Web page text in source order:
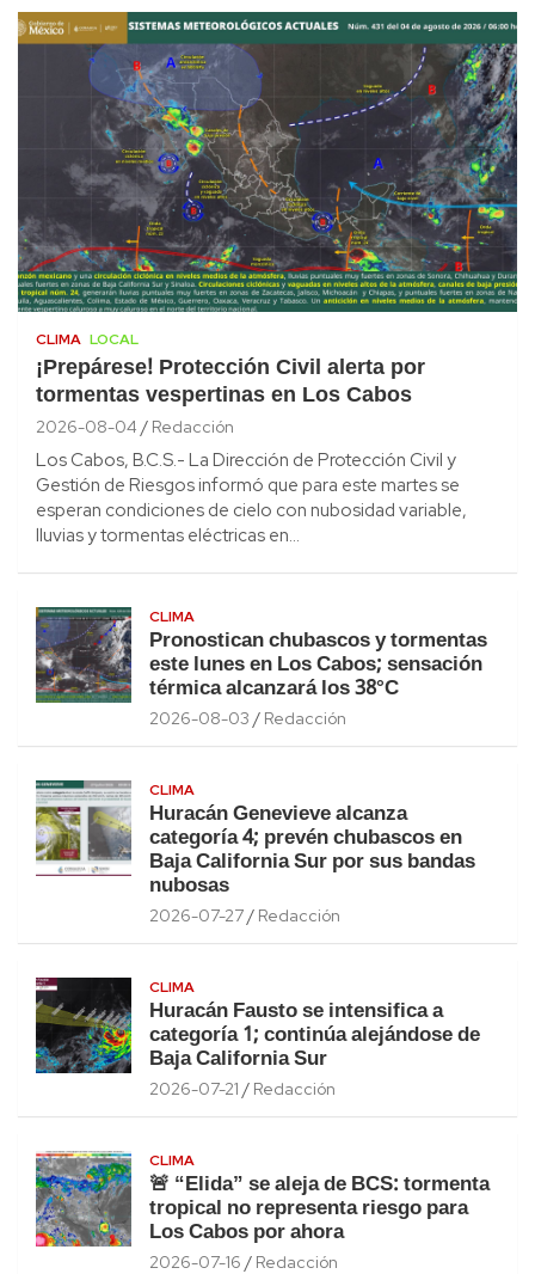
CLIMA LOCAL
¡Prepárese! Protección Civil alerta por
tormentas vespertinas en Los Cabos
2026-08-04 Redacción
Los Cabos, B.C.S.- La Dirección de Protección Civil y
Gestión de Riesgos informó que para este martes se
esperan condiciones de cielo con nubosidad variable,
lluvias y tormentas eléctricas en…
CLIMA
Pronostican chubascos y tormentas
este lunes en Los Cabos; sensación
térmica alcanzará los 38°C
2026-08-03 Redacción
CLIMA
Huracán Genevieve alcanza
categoría 4; prevén chubascos en
Baja California Sur por sus bandas
nubosas
2026-07-27 Redacción
CLIMA
Huracán Fausto se intensifica a
categoría 1; continúa alejándose de
Baja California Sur
2026-07-21 Redacción
CLIMA
🚨 “Elida” se aleja de BCS: tormenta
tropical no representa riesgo para
Los Cabos por ahora
2026-07-16 Redacción